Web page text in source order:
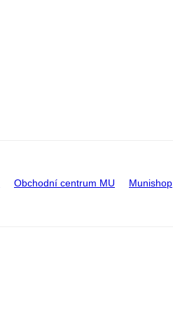
Obchodní centrum MU Munishop